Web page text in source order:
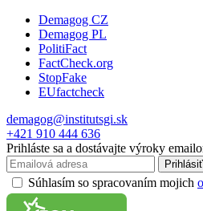
Demagog CZ
Demagog PL
PolitiFact
FactCheck.org
StopFake
EUfactcheck
demagog@institutsgi.sk
+421 910 444 636
Prihláste sa a dostávajte výroky
Prihlásiť
Súhlasím so spracovaním mojich